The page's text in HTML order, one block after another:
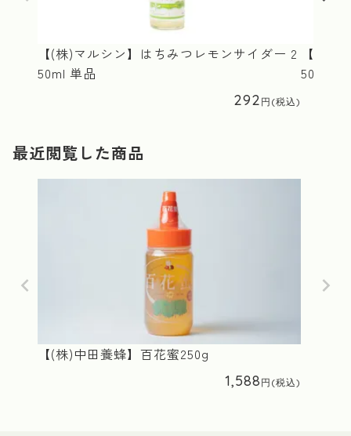
【(株)マルシン】はちみつレモンサイダー 2
50ml 単品
292
【(株)
50ml ま
最近閲覧した商品
【(株)中田養蜂】百花蜜250g
1,588